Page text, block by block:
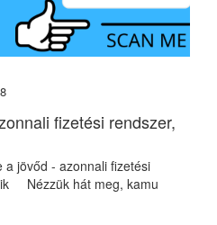
fizetési rendszer,
a jövőd - azonnali fizetési
Nézzük hát meg, kamu